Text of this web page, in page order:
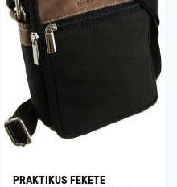
PRAKTIKUS FEKETE